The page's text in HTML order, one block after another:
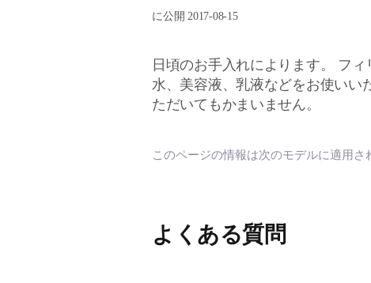
に公開 2017-08-15
日頃のお手入れによります。 フ
水、美容液、乳液などをお使いい
ただいてもかまいません。
このページの情報は次のモデルに適用さ
よくある質問